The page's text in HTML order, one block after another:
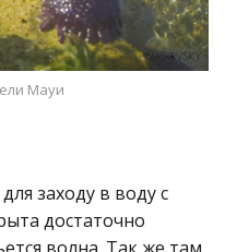
Мауи
заходу в воду с
достаточно